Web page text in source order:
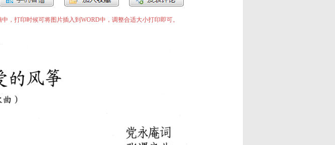
，打印时候可将图片插入到WORD中，调整合适大小打印即可。